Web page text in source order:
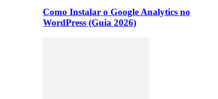
Como Instalar o Google Analytics no
WordPress (Guia 2026)